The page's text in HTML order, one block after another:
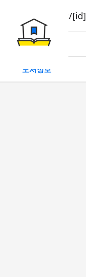
book/rent/[id]
대여
도서정보